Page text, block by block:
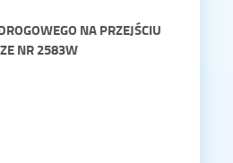
NA PRZEJŚCIU
NR 2583W